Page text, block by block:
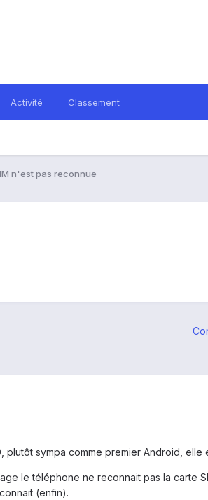
Activité Classement
n'est pas reconnue
plutôt sympa comme premier Android, elle
le téléphone ne reconnait pas la carte
(enfin).